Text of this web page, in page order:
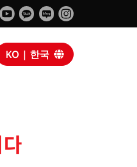
KO | 한국